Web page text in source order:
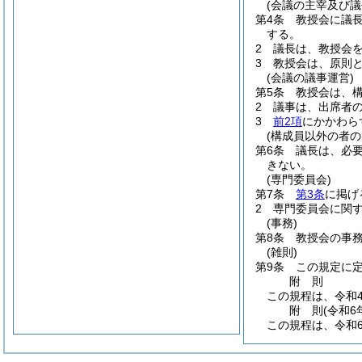
(会議の主宰及び
第4条
教授会に議
する。
2
議長は、教授会
3
教授会は、原則
(会議の議事運営)
第5条
教授会は、
2
議事は、出席者
3
前2項にかかわ
(構成員以外の者
第6条
議長は、必
きない。
(専門委員会)
第7条
第3条に掲
2
専門委員会に関
(事務)
第8条
教授会の事
(雑則)
第9条
この規定に
附 則
この規程は、令
附 則(令和6
この規程は、令